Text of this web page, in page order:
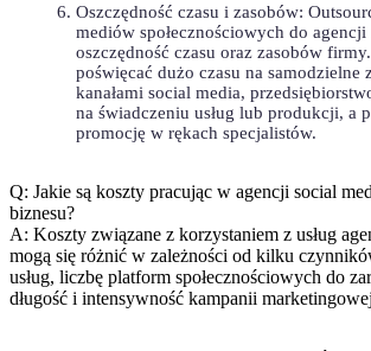
Oszczędność czasu i⁢ zasobów:
mediów społecznościowych​ do​
oszczędność czasu⁣ oraz zasobów
poświęcać dużo czasu na ​samodzielne
kanałami social‍ media,
na świadczeniu usług lub produkcji, a
promocję w rękach​ specjalistów.
Q: Jakie są koszty pracując w agencji social
biznesu?
A: Koszty związane z korzystaniem ‍z usług
mogą się różnić​ w zależności od kilku
usług, liczbę platform społecznościowych do
długość i intensywność ‍kampanii